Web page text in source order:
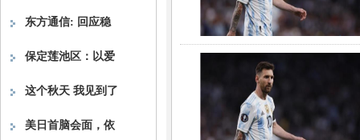
东方通信: 回应稳
保定莲池区：以爱
这个秋天 我见到了
美日首脑会面，依